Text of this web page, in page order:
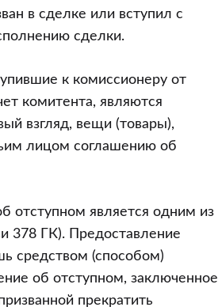
в сделке или вступил с
сделки.
к комиссионеру от
комитента, являются
взгляд, вещи (товары),
лицом соглашению об
отступном является одним из
378 ГК). Предоставление
средством (способом)
об отступном, заключенное
прекратить